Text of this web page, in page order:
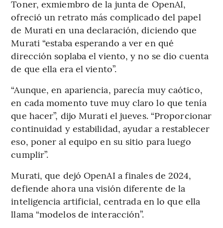
Toner, exmiembro de la junta de OpenAI,
ofreció un retrato más complicado del papel
de Murati en una declaración, diciendo que
Murati “estaba esperando a ver en qué
dirección soplaba el viento, y no se dio cuenta
de que ella era el viento”.
“Aunque, en apariencia, parecía muy caótico,
en cada momento tuve muy claro lo que tenía
que hacer”, dijo Murati el jueves. “Proporcionar
continuidad y estabilidad, ayudar a restablecer
eso, poner al equipo en su sitio para luego
cumplir”.
Murati, que dejó OpenAI a finales de 2024,
defiende ahora una visión diferente de la
inteligencia artificial, centrada en lo que ella
llama “modelos de interacción”.